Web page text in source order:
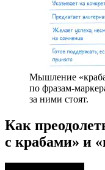
Мышление
по фразам-
за ними стоят.
Как
с крабами» и